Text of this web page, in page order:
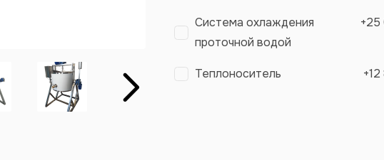
Вперёд
Система охлаждения
проточной водой
+25
Теплоноситель +